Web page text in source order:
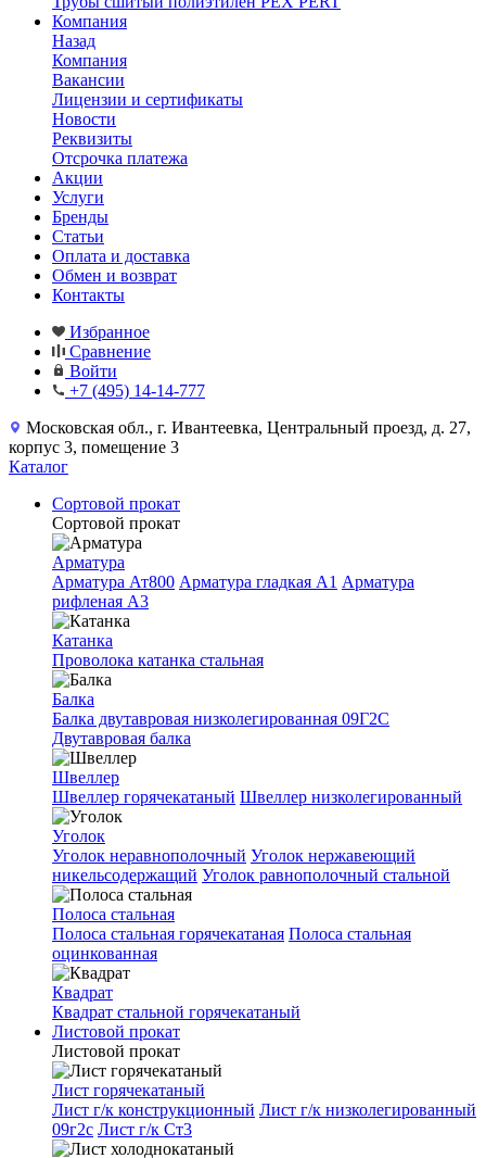
Компания
Назад
Компания
Вакансии
Лицензии и сертификаты
Новости
Реквизиты
Отсрочка платежа
Акции
Услуги
Бренды
Статьи
Оплата и доставка
Обмен и возврат
Контакты
Избранное
Сравнение
Войти
+7 (495) 14-14-777
Московская обл., г. Ивантеевка, Центральный проезд, д. 27,
корпус 3, помещение 3
Каталог
Сортовой прокат
Сортовой прокат
Арматура
Арматура Ат800 Арматура гладкая A1 Арматура
рифленая A3
Катанка
Проволока катанка стальная
Балка
Балка двутавровая низколегированная 09Г2С
Двутавровая балка
Швеллер
Швеллер горячекатаный Швеллер низколегированный
Уголок
Уголок неравнополочный Уголок нержавеющий
никельсодержащий Уголок равнополочный стальной
Полоса стальная
Полоса стальная горячекатаная Полоса стальная
оцинкованная
Квадрат
Квадрат стальной горячекатаный
Листовой прокат
Листовой прокат
Лист горячекатаный
Лист г/к конструкционный Лист г/к низколегированный
09г2с Лист г/к Ст3